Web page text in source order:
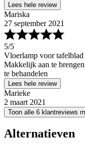
Lees hele review
Mariska
27 september 2021
5/5
Vloerlamp voor tafelblad
Makkelijk aan te
te behandelen
Lees hele review
Marieke
2 maart 2021
Toon alle 6 klantreviews
Alternatieven